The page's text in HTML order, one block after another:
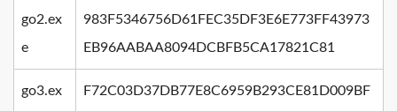
go2.ex
e
983F5346756D61FEC35DF3E6E773FF43973
EB96AABAA8094DCBFB5CA17821C81
go3.ex
F72C03D37DB77E8C6959B293CE81D009BF